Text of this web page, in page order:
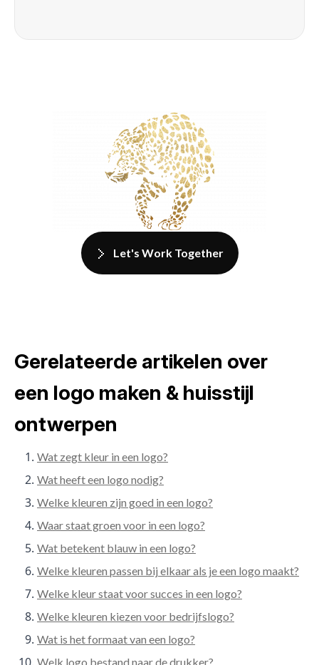
Let's Work Together
Gerelateerde artikelen over
een logo maken & huisstijl
ontwerpen
Wat zegt kleur in een logo?
Wat heeft een logo nodig?
Welke kleuren zijn goed in een logo?
Waar staat groen voor in een logo?
Wat betekent blauw in een logo?
Welke kleuren passen bij elkaar als je een logo maakt?
Welke kleur staat voor succes in een logo?
Welke kleuren kiezen voor bedrijfslogo?
Wat is het formaat van een logo?
Welk logo bestand naar de drukker?